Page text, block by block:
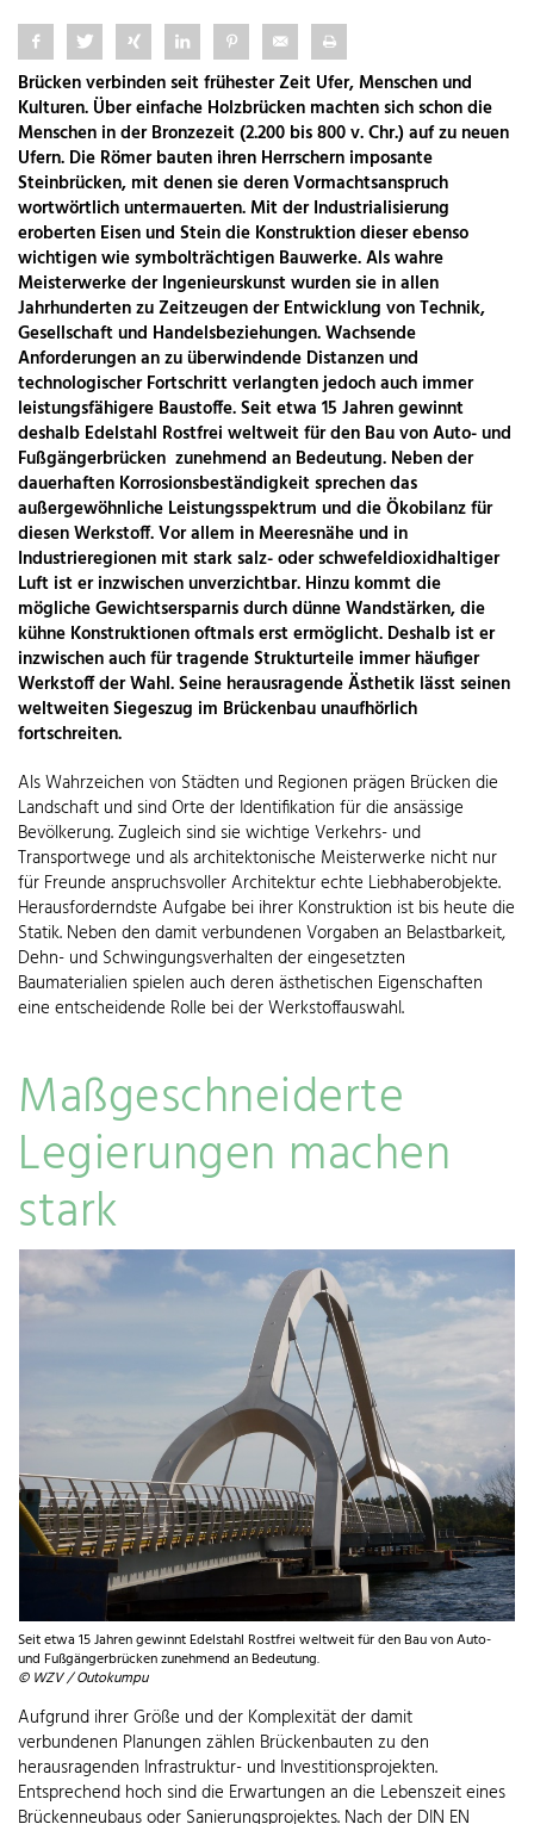
Brücken verbinden seit frühester Zeit Ufer, Menschen und
Kulturen. Über einfache Holzbrücken machten sich schon die
Menschen in der Bronzezeit (2.200 bis 800 v. Chr.) auf zu neuen
Ufern. Die Römer bauten ihren Herrschern imposante
Steinbrücken, mit denen sie deren Vormachtsanspruch
wortwörtlich untermauerten. Mit der Industrialisierung
eroberten Eisen und Stein die Konstruktion dieser ebenso
wichtigen wie symbolträchtigen Bauwerke. Als wahre
Meisterwerke der Ingenieurskunst wurden sie in allen
Jahrhunderten zu Zeitzeugen der Entwicklung von Technik,
Gesellschaft und Handelsbeziehungen. Wachsende
Anforderungen an zu überwindende Distanzen und
technologischer Fortschritt verlangten jedoch auch immer
leistungsfähigere Baustoffe. Seit etwa 15 Jahren gewinnt
deshalb Edelstahl Rostfrei weltweit für den Bau von Auto- und
Fußgängerbrücken zunehmend an Bedeutung. Neben der
dauerhaften Korrosionsbeständigkeit sprechen das
außergewöhnliche Leistungsspektrum und die Ökobilanz für
diesen Werkstoff. Vor allem in Meeresnähe und in
Industrieregionen mit stark salz- oder schwefeldioxidhaltiger
Luft ist er inzwischen unverzichtbar. Hinzu kommt die
mögliche Gewichtsersparnis durch dünne Wandstärken, die
kühne Konstruktionen oftmals erst ermöglicht. Deshalb ist er
inzwischen auch für tragende Strukturteile immer häufiger
Werkstoff der Wahl. Seine herausragende Ästhetik lässt seinen
weltweiten Siegeszug im Brückenbau unaufhörlich
fortschreiten.
Als Wahrzeichen von Städten und Regionen prägen Brücken die
Landschaft und sind Orte der Identifikation für die ansässige
Bevölkerung. Zugleich sind sie wichtige Verkehrs- und
Transportwege und als architektonische Meisterwerke nicht nur
für Freunde anspruchsvoller Architektur echte Liebhaberobjekte.
Herausforderndste Aufgabe bei ihrer Konstruktion ist bis heute die
Statik. Neben den damit verbundenen Vorgaben an Belastbarkeit,
Dehn- und Schwingungsverhalten der eingesetzten
Baumaterialien spielen auch deren ästhetischen Eigenschaften
eine entscheidende Rolle bei der Werkstoffauswahl.
Maßgeschneiderte
Legierungen machen
stark
Seit etwa 15 Jahren gewinnt Edelstahl Rostfrei weltweit für den Bau von Auto-
und Fußgängerbrücken zunehmend an Bedeutung.
© WZV / Outokumpu
Aufgrund ihrer Größe und der Komplexität der damit
verbundenen Planungen zählen Brückenbauten zu den
herausragenden Infrastruktur- und Investitionsprojekten.
Entsprechend hoch sind die Erwartungen an die Lebenszeit eines
Brückenneubaus oder Sanierungsprojektes. Nach der DIN EN